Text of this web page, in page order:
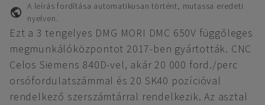
A leírás fordítása automatikusan történt, mutassa eredeti
nyelven.
Ezt a 3 tengelyes DMG MORI DMC 650V függőleges
megmunkálóközpontot 2017-ben gyártották. CNC
Celos Siemens 840D-vel, akár 20 000 ford./perc
orsófordulatszámmal és 20 SK40 pozícióval
rendelkező szerszámtárral rendelkezik. Az asztal